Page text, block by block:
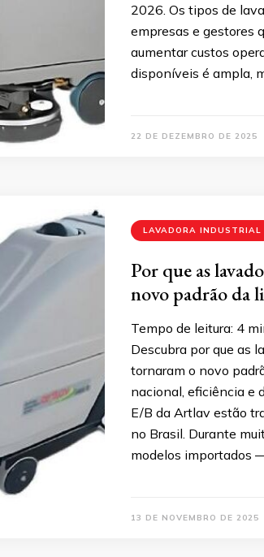
2026. Os tipos de
empresas e gestores
aumentar custos
disponíveis é ampla,
22 DE DEZEMBRO DE 2025
LAVADORA INDUSTRIAL
Por que as
novo padrão da
Tempo de leitura: 4
Descubra por que as
tornaram o novo
nacional, eficiência e
E/B da Artlav estão
no Brasil. Durante
modelos importados
13 DE NOVEMBRO DE 2025